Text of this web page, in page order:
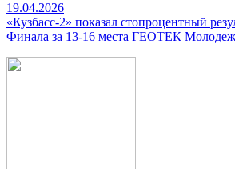
19.04.2026
«Кузбасс-2» показал стопроцентный
Финала за 13-16 места ГЕОТЕК